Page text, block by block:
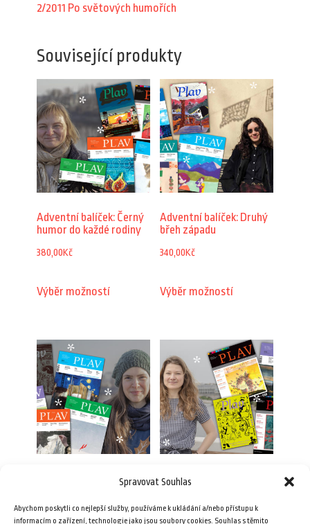
Spravovat Souhlas
Abychom poskytli co nejlepší služby, používáme k ukládání a/nebo přístupu k
informacím o zařízení, technologie jako jsou soubory cookies. Souhlas s těmito
2/2011 Po světových humořích
Související produkty
Adventní balíček: Černý
humor do každé rodiny
380,00Kč
Výběr možností
produkt
více
variant.
Možnosti
lze
vybrat
na
produktu
Adventní balíček: Druhý
břeh západu
340,00Kč
Výběr možností
produkt
více
variant.
Možnosti
lze
vybrat
na
Extrémní světoběžník
440,00Kč
Adventní balíček: Na
320,00Kč